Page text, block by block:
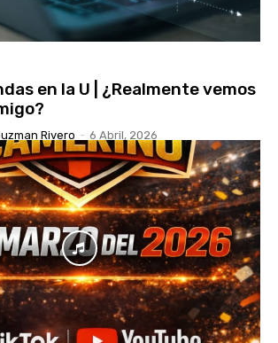
en la U | ¿Realmente vemos
Rivero - 6 Abril, 2026